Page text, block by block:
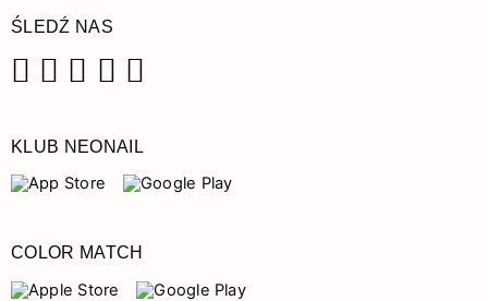
ŚLEDŹ NAS
KLUB NEONAIL
COLOR MATCH